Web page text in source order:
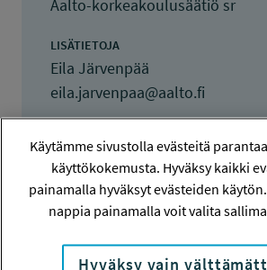
Aalto-korkeakoulusäätiö sr
LISÄTIETOJA
Eila Järvenpää
eila.jarvenpaa@aalto.fi
1.5.2019 - 31.12.2020
TYÖSUOJELURAHASTON PÄÄTÖS
28.5.2019
120 000 euroa
Käytämme sivustolla evästeitä
käyttökokemusta. Hyväksy kaikki
painamalla hyväksyt evästeiden
nappia painamalla voit valita
Hyväksy vain